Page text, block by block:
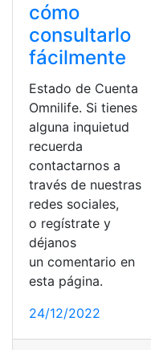
cómo
consultarlo
fácilmente
Estado de Cuenta
Omnilife. Si tienes
alguna inquietud
recuerda
contactarnos a
través de nuestras
redes sociales,
o regístrate y
déjanos
un comentario en
esta página.
24/12/2022